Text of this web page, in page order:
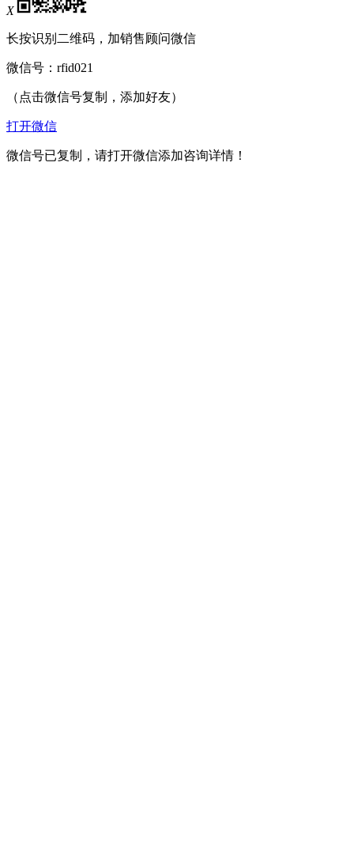
X
长按识别二维码，加销售顾问微信
微信号： rfid021
（点击微信号复制，添加好友）
打开微信
微信号已复制，请打开微信添加咨询详情！